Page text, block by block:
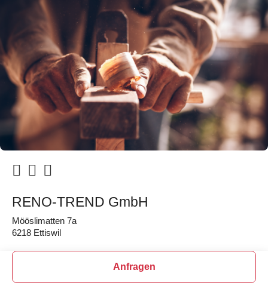
RENO-TREND GmbH
Mööslimatten 7a
6218 Ettiswil
Anfragen